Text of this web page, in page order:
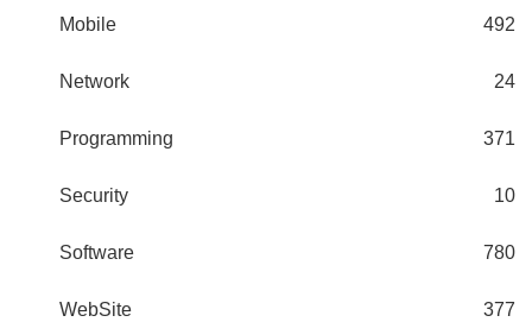
Mobile 492
Network 24
Programming 371
Security 10
Software 780
WebSite 377